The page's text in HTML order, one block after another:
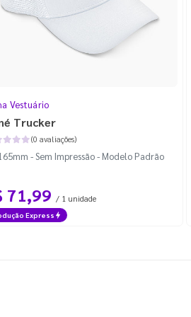
Vestuário
Trucker
(0 avaliações)
- Sem Impressão - Modelo Padrão
71,99 / 1 unidade
Express